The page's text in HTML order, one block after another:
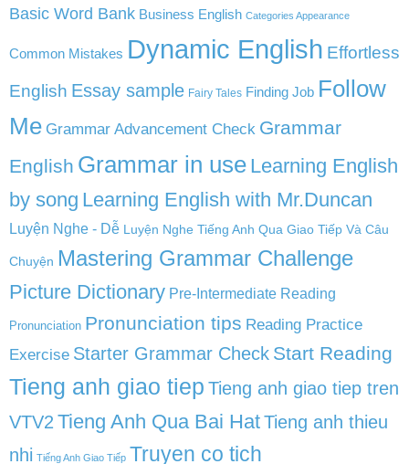
Basic Word Bank Business English Categories Appearance
Common Mistakes Dynamic English Effortless
English Essay sample Fairy Tales Finding Job Follow
Me Grammar Advancement Check Grammar
English Grammar in use Learning English
by song Learning English with Mr.Duncan
Luyện Nghe - Dễ Luyện Nghe Tiếng Anh Qua Giao Tiếp Và Câu
Chuyện Mastering Grammar Challenge
Picture Dictionary Pre-Intermediate Reading
Pronunciation Pronunciation tips Reading Practice
Exercise Starter Grammar Check Start Reading
Tieng anh giao tiep Tieng anh giao tiep tren
VTV2 Tieng Anh Qua Bai HatTieng anh thieu
nhi Tiếng Anh Giao Tiếp Truyen co tich